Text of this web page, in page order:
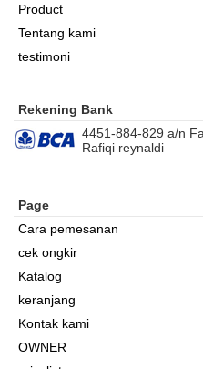
Product
Tentang kami
testimoni
Rekening Bank
4451-884-829 a/n
Rafiqi reynaldi
Page
Cara pemesanan
cek ongkir
Katalog
keranjang
Kontak kami
OWNER